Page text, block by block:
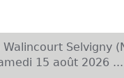
Selvigny
15 août 2026 ...